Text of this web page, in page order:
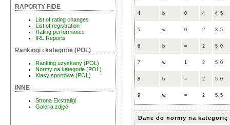
RAPORTY FIDE
List of rating changes
List of registration
Rating performance
IRL Reports
Rankingi i kategorie (POL)
Ranking uzyskany (POL)
Normy na kategorie (POL)
Klasy sportowe (POL)
INNE
Strona Ekstraligi
Galeria zdjęć
4 b 0 4 4.5
5 w 0 2 3.5
6 b = 2 5.0
7 w 1 2 5.0
8 b = 2 5.0
9 w = 2 5.5
Dane do normy na kategorię